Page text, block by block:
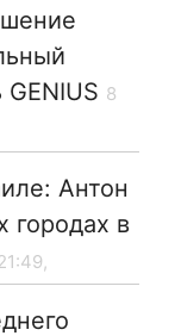
8
Антон
городах в